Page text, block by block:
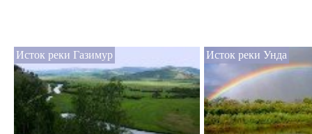
Исток реки Газимур Исток реки Унда